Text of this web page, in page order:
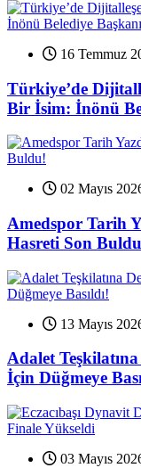
16 Temmuz
Türkiye’de
Bir İsim: İnönü
02 Mayıs
Amedspor Tarih
Hasreti Son
13 Mayıs
Adalet
İçin Düğmeye
03 Mayıs